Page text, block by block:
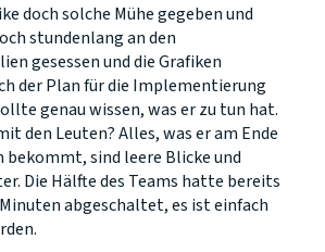
doch solche Mühe gegeben und
stundenlang an den
gesessen und die Grafiken
der Plan für die Implementierung
genau wissen, was er zu tun hat.
den Leuten? Alles, was er am Ende
sind leere Blicke und
Die Hälfte des Teams hatte bereits
abgeschaltet, es ist einfach